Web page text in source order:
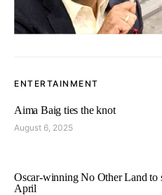
ENTERTAINMENT
Aima Baig ties the knot
August 6, 2025
Oscar-winning No Other Land to
April